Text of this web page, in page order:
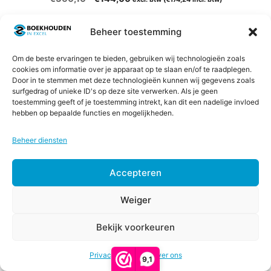
Beheer toestemming
Om de beste ervaringen te bieden, gebruiken wij technologieën zoals
cookies om informatie over je apparaat op te slaan en/of te raadplegen.
Door in te stemmen met deze technologieën kunnen wij gegevens zoals
surfgedrag of unieke ID's op deze site verwerken. Als je geen
toestemming geeft of je toestemming intrekt, kan dit een nadelige invloed
hebben op bepaalde functies en mogelijkheden.
Beheer diensten
Accepteren
Weiger
Bekijk voorkeuren
Privacy & CookiesOver ons
9,1
van 5
€360,10.€144,00.
Toevoegen aan winkelwagen
AANBIEDING!
Krediet
0
v
€67,00 €97,00Prijsklasse:
Dit
product
heeft
variaties.
kan
€ 9,75 -
€9,75
tot